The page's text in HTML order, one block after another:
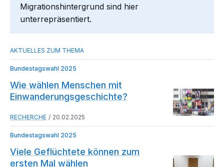
Migrationshintergrund sind hier
unterrepräsentiert.
Bundestagswahl 2025
Wie wählen Menschen mit
Einwanderungsgeschichte?
RECHERCHE 20.02.2025
Bundestagswahl 2025
Viele Geflüchtete können zum
ersten Mal wählen